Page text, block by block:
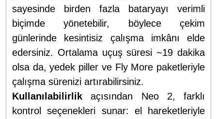
sayesinde birden fazla bataryayı verimli
biçimde yönetebilir, böylece çekim
günlerinde kesintisiz çalışma imkânı elde
edersiniz. Ortalama uçuş süresi ~19 dakika
olsa da, yedek piller ve Fly More paketleriyle
çalışma sürenizi artırabilirsiniz.
Kullanılabilirlik açısından Neo 2, farklı
kontrol seçenekleri sunar: el hareketleriyle